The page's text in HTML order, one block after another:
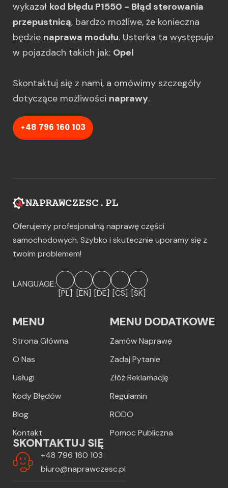
wykazał kod błędu P1550 - Błąd sterowania
przepustnicą, bardzo możliwe, że konieczna
będzie naprawa modułu. Usterka ta występuje
w pojazdach takich jak: Opel
Skontaktuj się z nami, a omówimy szczegóły
dotyczące możliwości naprawy.
+48 796 160 103
Oferujemy profesjonalną naprawę części
samochodowych. Szybko i skutecznie uporamy się z
twoim problemem!
LANGUAGE:
[PL] [EN] [DE] [CS] [SK]
MENU
Strona Główna
O Nas
Usługi
Kody Błędów
Blog
Kontakt
MENU DODATKOWE
Zamów Naprawę
Zadaj Pytanie
Złóż Reklamację
Regulamin
RODO
Pomoc Publiczna
SKONTAKTUJ SIĘ
+48 796 160 103
biuro@naprawczesc.pl